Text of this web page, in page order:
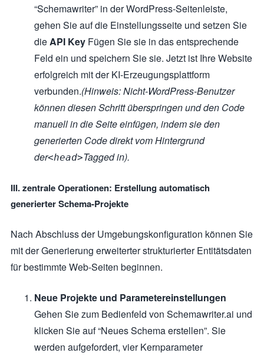
“Schemawriter” in der WordPress-Seitenleiste,
gehen Sie auf die Einstellungsseite und setzen Sie
dieAPI Key Fügen Sie sie in das entsprechende
Feld ein und speichern Sie sie. Jetzt ist Ihre Website
erfolgreich mit der KI-Erzeugungsplattform
verbunden.(Hinweis: Nicht-WordPress-Benutzer
können diesen Schritt überspringen und den Code
manuell in die Seite einfügen, indem sie den
generierten Code direkt vom Hintergrund
der<head>Tagged in).
III. zentrale Operationen: Erstellung automatisch
generierter Schema-Projekte
Nach Abschluss der Umgebungskonfiguration können Sie
mit der Generierung erweiterter strukturierter Entitätsdaten
für bestimmte Web-Seiten beginnen.
Neue Projekte und Parametereinstellungen
Gehen Sie zum Bedienfeld von Schemawriter.ai und
klicken Sie auf “Neues Schema erstellen”. Sie
werden aufgefordert, vier Kernparameter